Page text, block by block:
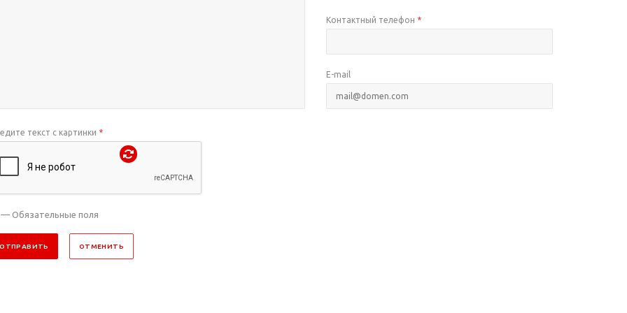
Контактный телефон *
E-mail
текст с картинки *
Обязательные поля
ОТПРАВИТЬ ОТМЕНИТЬ